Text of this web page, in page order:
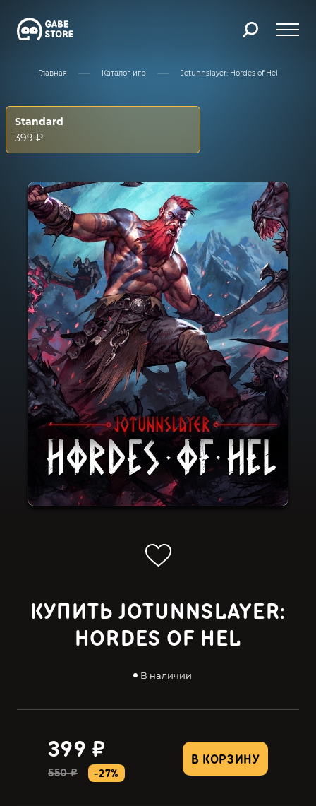
Главная Каталог игр Jotunnslayer: Hordes of Hel
Standard
399 ₽
КУПИТЬ JOTUNNSLAYER:
HORDES OF HEL
В наличии
В КОРЗИНУ
399 ₽
550 ₽ -27%